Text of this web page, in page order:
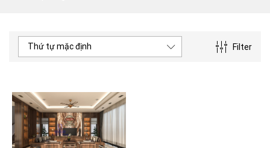
Filter
Thứ tự mặc định